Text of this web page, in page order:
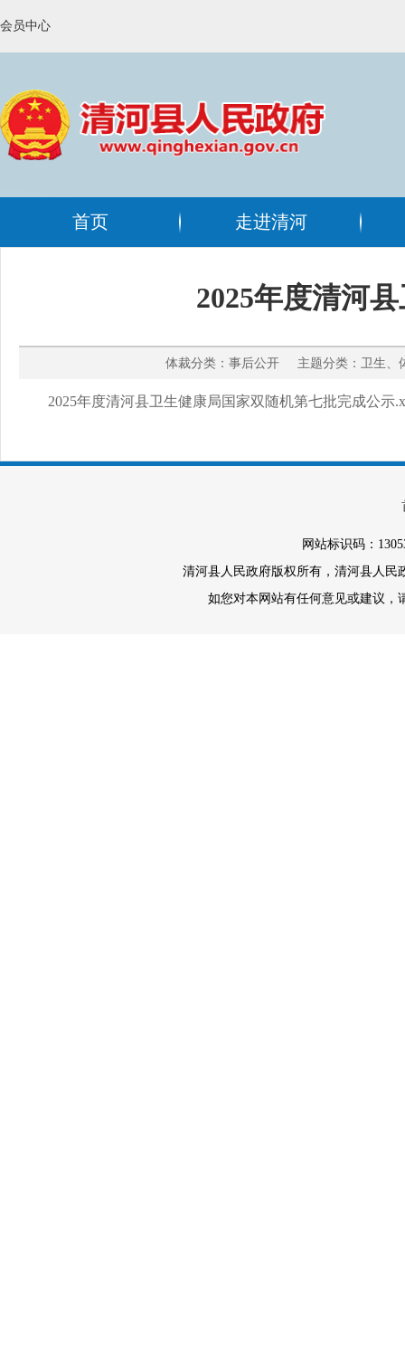
会员中心
首页 走进清河
2025年度清河
体裁分类：事后公开 主题分类：卫
2025年度清河县卫生健康局国家双随机第七批完成公示
网站标识码：
清河县人民政府版权所有，清河县人
如您对本网站有任何意见或建议，